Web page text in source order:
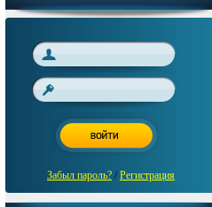
Забыл пароль? / Регистрация